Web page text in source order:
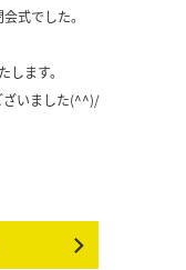
式でした。
ます。
ざいました(^^)/